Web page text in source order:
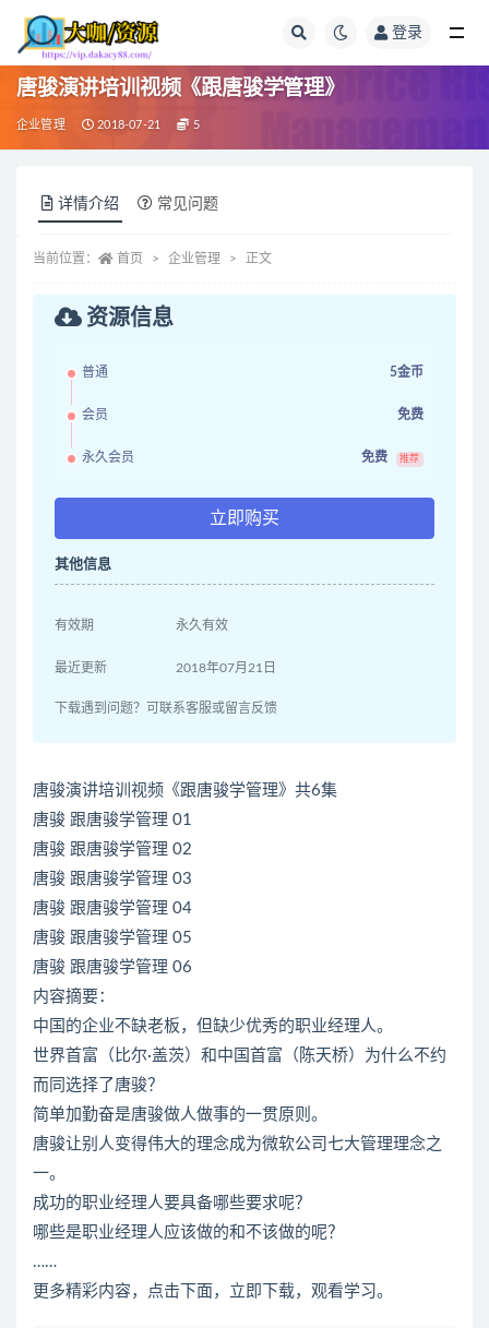
登录
唐骏演讲培训视频《跟唐骏学管理》
企业管理 2018-07-21 5
详情介绍 常见问题
当前位置： 首页 企业管理 正文
资源信息
普通 5金币
会员 免费
永久会员 免费 推荐
立即购买
其他信息
有效期 永久有效
最近更新 2018年07月21日
下载遇到问题？可联系客服或留言反馈
唐骏演讲培训视频《跟唐骏学管理》共6集
唐骏 跟唐骏学管理 01
唐骏 跟唐骏学管理 02
唐骏 跟唐骏学管理 03
唐骏 跟唐骏学管理 04
唐骏 跟唐骏学管理 05
唐骏 跟唐骏学管理 06
内容摘要：
中国的企业不缺老板，但缺少优秀的职业经理人。
世界首富（比尔·盖茨）和中国首富（陈天桥）为什么不约
而同选择了唐骏？
简单加勤奋是唐骏做人做事的一贯原则。
唐骏让别人变得伟大的理念成为微软公司七大管理理念之
一。
成功的职业经理人要具备哪些要求呢？
哪些是职业经理人应该做的和不该做的呢？
……
更多精彩内容，点击下面，立即下载，观看学习。
全部